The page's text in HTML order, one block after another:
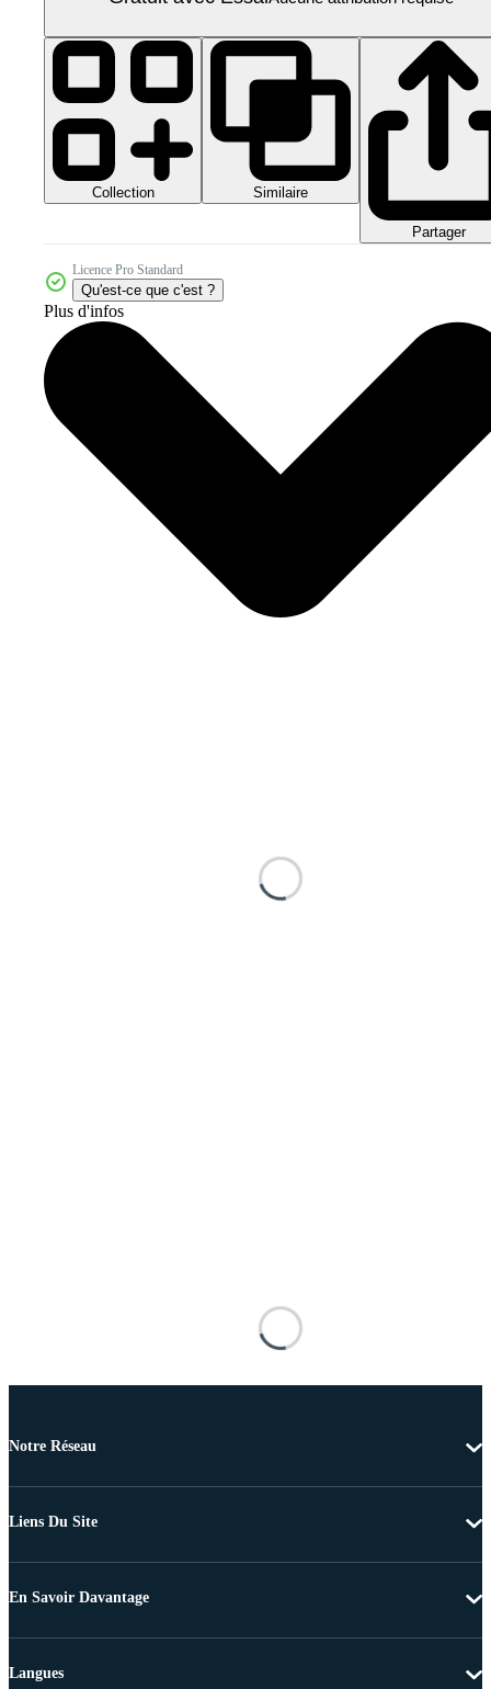
Collection Similaire
Partager
Licence Pro Standard
Qu'est-ce que c'est ?
Plus d'infos
Notre Réseau
Liens Du Site
En Savoir Davantage
Langues